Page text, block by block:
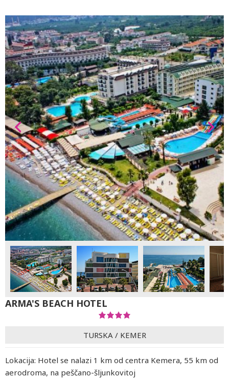
ARMA'S BEACH HOTEL
TURSKA / KEMER
Lokacija: Hotel se nalazi 1 km od centra Kemera, 55 km od
aerodroma, na peščano-šljunkovitoj